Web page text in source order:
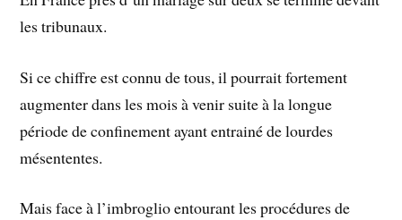
les tribunaux.
Si ce chiffre est connu de tous, il pourrait fortement
augmenter dans les mois à venir suite à la longue
période de confinement ayant entrainé de lourdes
mésententes.
Mais face à l’imbroglio entourant les procédures de